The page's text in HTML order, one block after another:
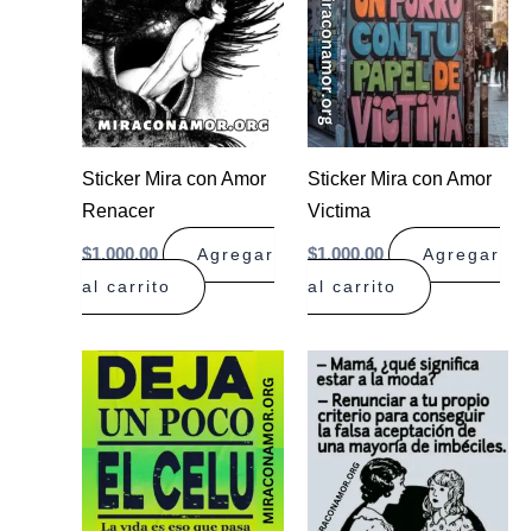
Sticker Mira con Amor
Renacer
$1.000,00
Agregar
al carrito
Sticker Mira con Amor
Victima
$1.000,00
Agregar
al carrito